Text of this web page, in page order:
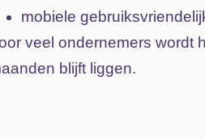
mobiele
veel ondernemers wordt
blijft liggen.